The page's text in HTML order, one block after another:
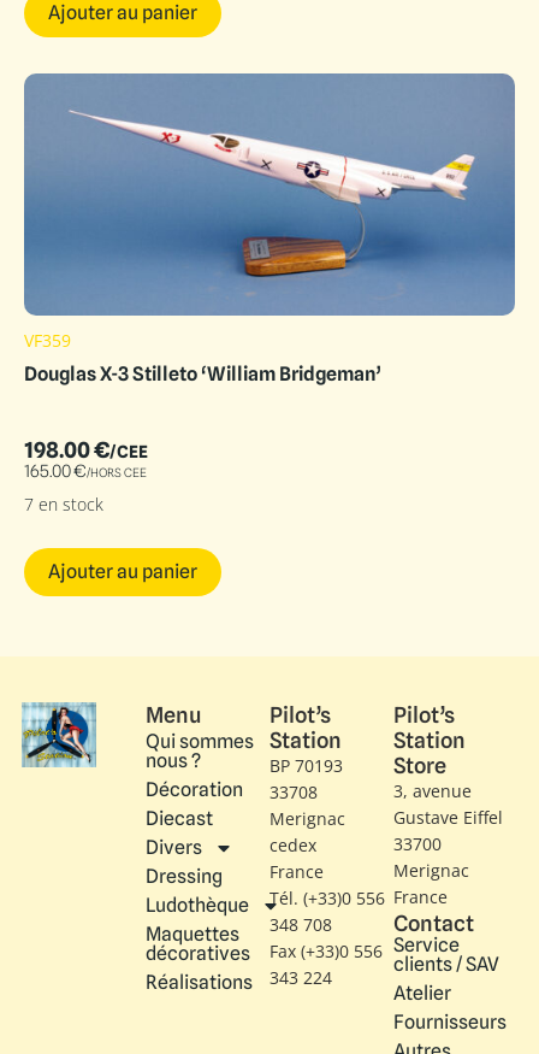
Ajouter au panier
VF359
Douglas X-3 Stilleto ‘William Bridgeman’
198.00€/CEE
165.00€/HORS CEE
7 en stock
Ajouter au panier
Menu
Qui sommes
nous ?
Décoration
Diecast
Divers
Dressing
Ludothèque
Maquettes
décoratives
Réalisations
Pilot’s
Station
BP 70193
33708
Merignac
cedex
France
Tél. (+33)0 556
348 708
Fax (+33)0 556
343 224
Pilot’s
Station
Store
3, avenue
Gustave Eiffel​
33700
Merignac
France
Contact
Service
clients / SAV
Atelier
Fournisseurs